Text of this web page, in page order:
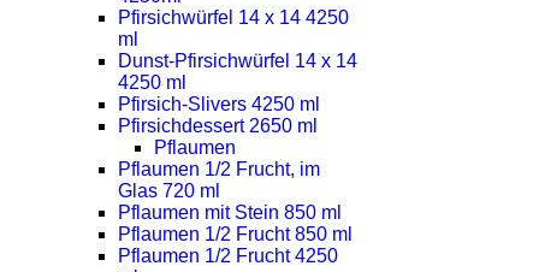
Pfirsichwürfel 14 x 14 4250
ml
Dunst-Pfirsichwürfel 14 x 14
4250 ml
Pfirsich-Slivers 4250 ml
Pfirsichdessert 2650 ml
Pflaumen
Pflaumen 1/2 Frucht, im
Glas 720 ml
Pflaumen mit Stein 850 ml
Pflaumen 1/2 Frucht 850 ml
Pflaumen 1/2 Frucht 4250